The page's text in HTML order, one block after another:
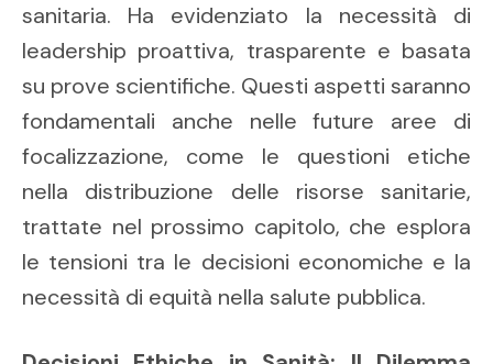
sanitaria. Ha evidenziato la necessità di
leadership proattiva, trasparente e basata
su prove scientifiche. Questi aspetti saranno
fondamentali anche nelle future aree di
focalizzazione, come le questioni etiche
nella distribuzione delle risorse sanitarie,
trattate nel prossimo capitolo, che esplora
le tensioni tra le decisioni economiche e la
necessità di equità nella salute pubblica.